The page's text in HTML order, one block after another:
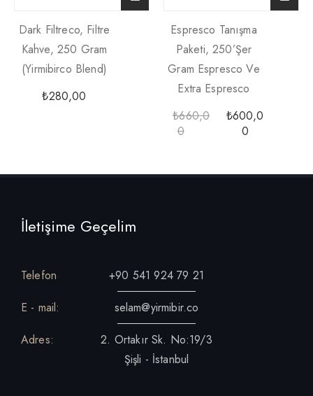
Dark Filtreco, Filtre
Kahve, 250 Gram
(yirmibirco Blend)
₺280,00
Espresco Tanışma
Paketi, 250’şer
Gram Espresco Ve
Extra Espresco
₺660,0
0
₺600,0
0
İletişime Geçelim
Telefon
+90 541 924 79 21
E - mail:
selam@yirmibir.co
Adres:
2. Ortakır Sk. No:19/3
Şişli - İstanbul